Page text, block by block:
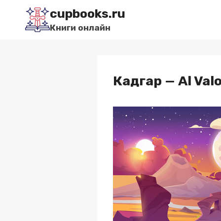
Перейти
содержимому
cupbooks.ru
Книги онлайн
Кадгар — Al